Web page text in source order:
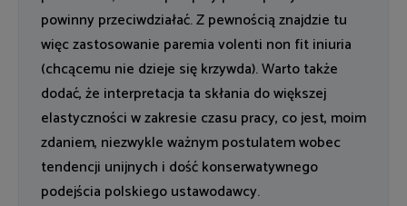
powinny przeciwdziałać. Z pewnością znajdzie tu
więc zastosowanie paremia volenti non fit iniuria
(chcącemu nie dzieje się krzywda). Warto także
dodać, że interpretacja ta skłania do większej
elastyczności w zakresie czasu pracy, co jest, moim
zdaniem, niezwykle ważnym postulatem wobec
tendencji unijnych i dość konserwatywnego
podejścia polskiego ustawodawcy.